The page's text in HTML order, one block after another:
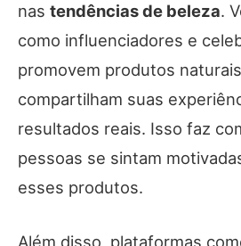
nas tendências de beleza.
como influenciadores e
promovem produtos
compartilham suas
resultados reais. Isso faz
pessoas se sintam
esses produtos.
Além disso, plataformas